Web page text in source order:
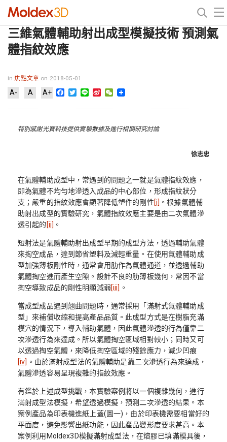
三維氣體輔助射出成型模擬技術 預測氣
體指紋效應
in焦點文章 on 2018-05-01
A- A A+ Facebook
Twitter
Line Sina WeChat
特別感謝光寶科技提供實驗數據及進行相關研究討論
徐志忠
在氣體輔助成型中，常遇到的問題之一就是氣體指紋效應，
即為氣體不均勻地滲透入成品的中心部位，形成指紋狀分
支；嚴重的指紋效應會顯著降低塑件的剛性[i] 。根據氣體輔
助射出成型的實驗研究，氣體指紋效應主要是由二次氣體滲
透引起的 [ii] 。
短射法是氣體輔助射出成型早期的成型方法，透過輔助氣體
來掏空成品，達到節省塑料及減輕重量。在使用氣體輔助成
型加強薄板剛性時，通常會用肋作為氣體通道，並透過輔助
氣體掏空進而產生空隙。設計不良的肋薄板幾何，常因不當
掏空導致成品的剛性明顯減弱[iii] 。
當成型成品遇到翹曲問題時，通常採用「滿射式氣體輔助成
型」來補償收縮和提高產品品質。此成型方式是在樹脂充滿
模穴的情況下，導入輔助氣體，因此氣體滲透的行為僅靠二
次滲透行為來達成。所以氣體掏空區域相對較小；同時又可
以透過掏空氣體，來降低掏空區域的殘餘應力，減少凹痕
[iv] 。由於滿射成型法的氣體輔助是靠二次滲透行為來達成，
氣體滲透容易呈現複雜的指紋效應。
有鑑於上述成型挑戰，本實驗案例將以一個複雜幾何，進行
滿射成型法模擬，希望透過模擬，預測二次滲透的結果。本
案例產品為印表機進紙上蓋(圖一)，由於印表機需要相當好的
平面度，避免影響出紙功能，因此產品變形度要求甚高。本
案例利用Moldex3D模擬滿射成型法，在熔膠已填滿模具後，